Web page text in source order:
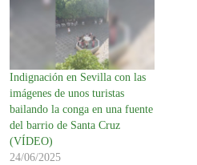
Indignación en Sevilla con las
imágenes de unos turistas
bailando la conga en una fuente
del barrio de Santa Cruz
(VÍDEO)
24/06/2025